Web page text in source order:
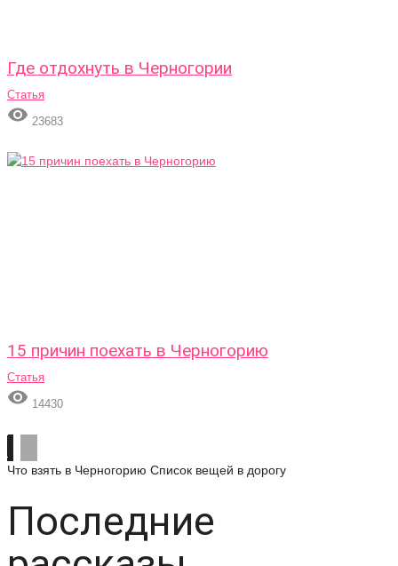
Где отдохнуть в Черногории
Статья
 23683
15 причин поехать в Черногорию
Статья
 14430
Что взять в Черногорию Список вещей в дорогу
Последние